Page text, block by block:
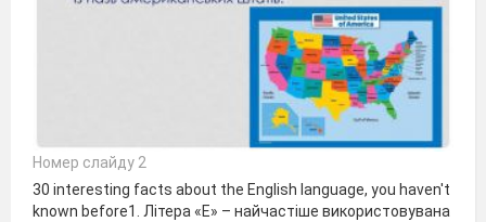
Номер слайду 2
30 interesting facts about the English language, you haven't
known before1. Літера «Е» – найчастіше використовувана